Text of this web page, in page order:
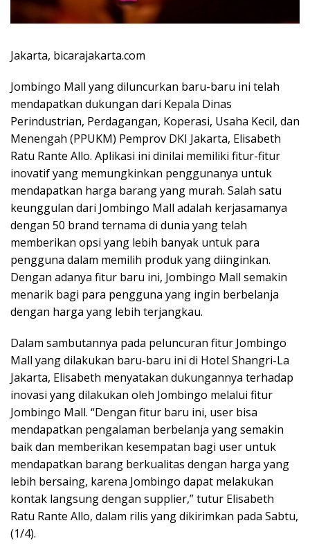
Jakarta, bicarajakarta.com
Jombingo Mall yang diluncurkan baru-baru ini telah
mendapatkan dukungan dari Kepala Dinas
Perindustrian, Perdagangan, Koperasi, Usaha Kecil, dan
Menengah (PPUKM) Pemprov DKI Jakarta, Elisabeth
Ratu Rante Allo. Aplikasi ini dinilai memiliki fitur-fitur
inovatif yang memungkinkan penggunanya untuk
mendapatkan harga barang yang murah. Salah satu
keunggulan dari Jombingo Mall adalah kerjasamanya
dengan 50 brand ternama di dunia yang telah
memberikan opsi yang lebih banyak untuk para
pengguna dalam memilih produk yang diinginkan.
Dengan adanya fitur baru ini, Jombingo Mall semakin
menarik bagi para pengguna yang ingin berbelanja
dengan harga yang lebih terjangkau.
Dalam sambutannya pada peluncuran fitur Jombingo
Mall yang dilakukan baru-baru ini di Hotel Shangri-La
Jakarta, Elisabeth menyatakan dukungannya terhadap
inovasi yang dilakukan oleh Jombingo melalui fitur
Jombingo Mall. “Dengan fitur baru ini, user bisa
mendapatkan pengalaman berbelanja yang semakin
baik dan memberikan kesempatan bagi user untuk
mendapatkan barang berkualitas dengan harga yang
lebih bersaing, karena Jombingo dapat melakukan
kontak langsung dengan supplier,” tutur Elisabeth
Ratu Rante Allo, dalam rilis yang dikirimkan pada Sabtu,
(1/4).